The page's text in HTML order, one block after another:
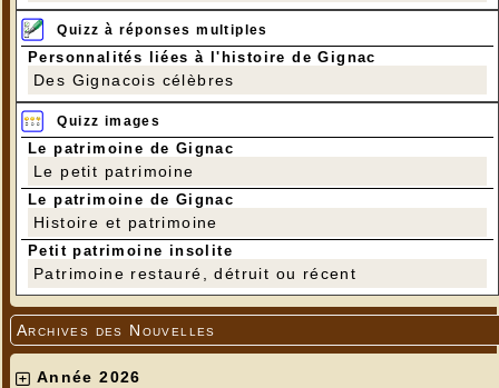
Quizz à réponses multiples
Personnalités liées à l'histoire de Gignac
Des Gignacois célèbres
Quizz images
Le patrimoine de Gignac
Le petit patrimoine
Le patrimoine de Gignac
Histoire et patrimoine
Petit patrimoine insolite
Patrimoine restauré, détruit ou récent
Archives des Nouvelles
Année 2026